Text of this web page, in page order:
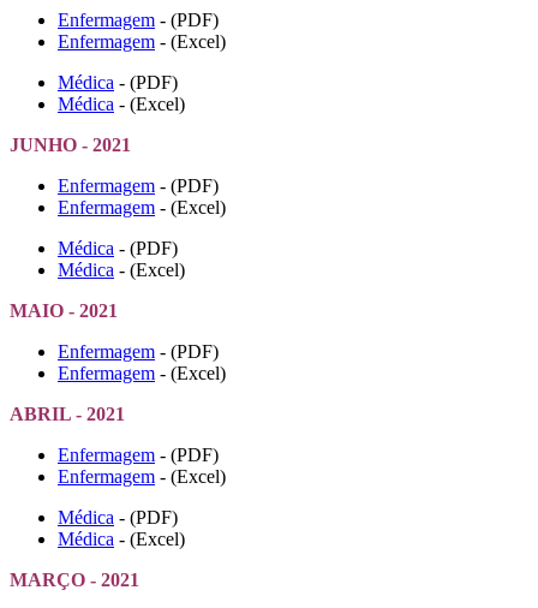
Enfermagem - (PDF)
Enfermagem - (Excel)
Médica - (PDF)
Médica - (Excel)
JUNHO - 2021
Enfermagem - (PDF)
Enfermagem - (Excel)
Médica - (PDF)
Médica - (Excel)
MAIO - 2021
Enfermagem - (PDF)
Enfermagem - (Excel)
ABRIL - 2021
Enfermagem - (PDF)
Enfermagem - (Excel)
Médica - (PDF)
Médica - (Excel)
MARÇO - 2021